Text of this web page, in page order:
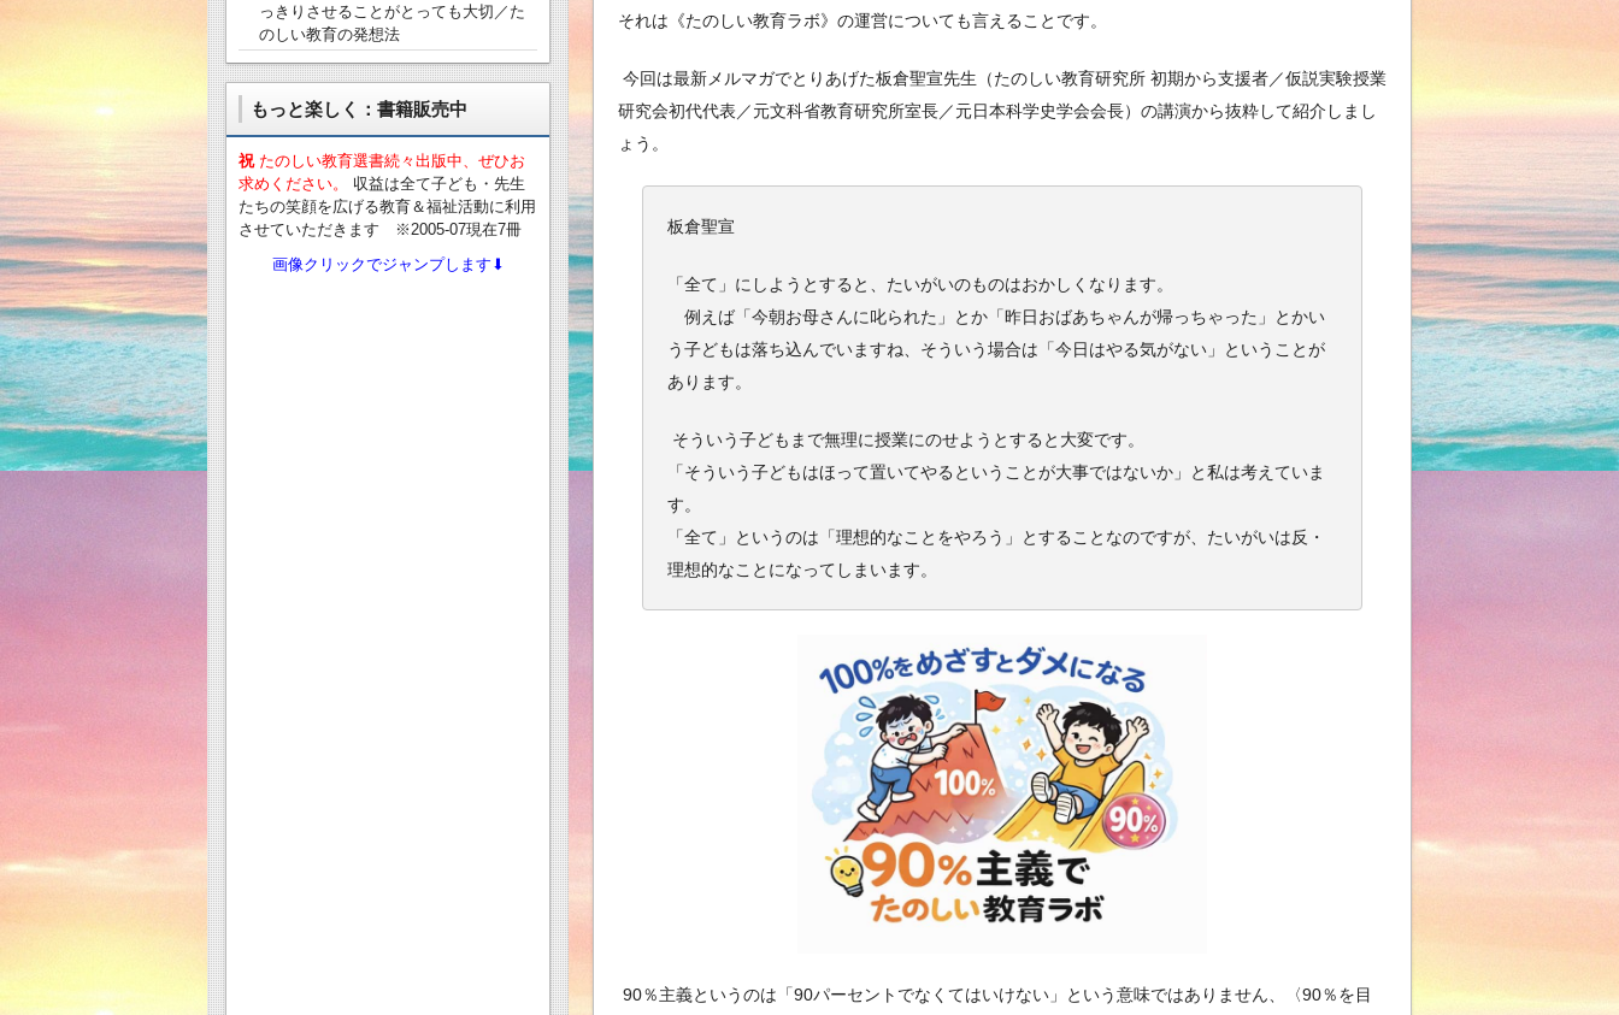
それは《たのしい教育ラボ》の運営についても言えることです。
今回は最新メルマガでとりあげた板倉聖宣先生（たのしい教育研究所 初期から支援者／仮説実験授業
研究会初代代表／元文科省教育研究所室長／元日本科学史学会会長）の講演から抜粋して紹介しまし
ょう。
板倉聖宣
「全て」にしようとすると、たいがいのものはおかしくなります。
例えば「今朝お母さんに叱られた」とか「昨日おばあちゃんが帰っちゃった」とかい
う子どもは落ち込んでいますね、そういう場合は「今日はやる気がない」ということが
あります。
そういう子どもまで無理に授業にのせようとすると大変です。
「そういう子どもはほって置いてやるということが大事ではないか」と私は考えていま
す。
「全て」というのは「理想的なことをやろう」とすることなのですが、たいがいは反・
理想的なことになってしまいます。
90％主義というのは「90パーセントでなくてはいけない」という意味ではありません、〈90％を目
っきりさせることがとっても大切／た
のしい教育の発想法
もっと楽しく：書籍販売中
祝 たのしい教育選書続々出版中、ぜひお
求めください。
収益は全て子ども・先生
たちの笑顔を広げる教育＆福祉活動に利用
させていただきます ※2005-07現在7冊
画像クリックでジャンプします⬇︎